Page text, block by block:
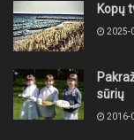
Kopų
2025-
sūrių
2016-